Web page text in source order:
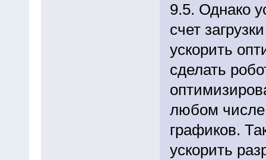
9.5. Однако
счет
ускорить
сделать
любом числе
графиков.
ускорить